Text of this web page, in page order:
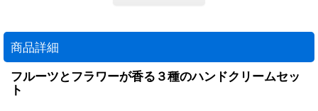
商品詳細
フルーツとフラワーが香る３種のハンドクリームセッ
ト